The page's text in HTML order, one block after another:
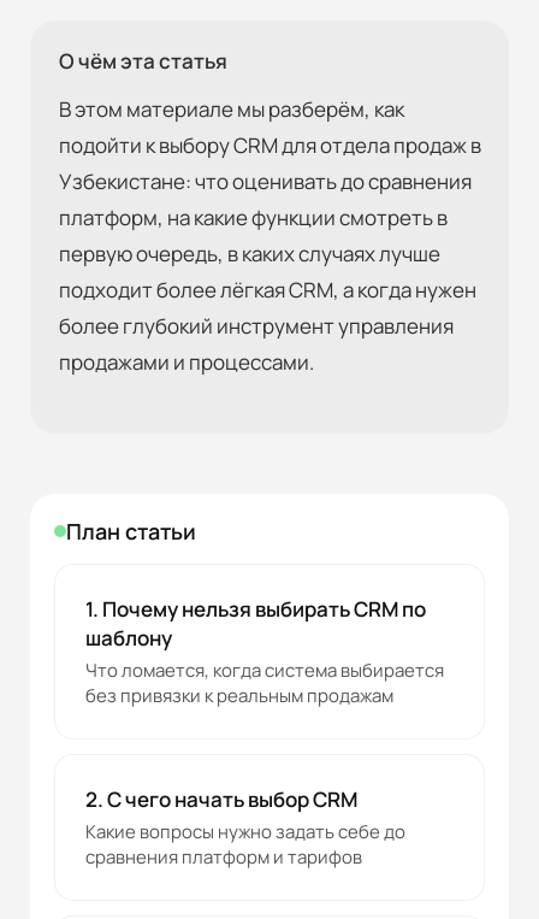
О чём эта статья
В этом материале мы разберём, как
подойти к выбору CRM для отдела продаж в
Узбекистане: что оценивать до сравнения
платформ, на какие функции смотреть в
первую очередь, в каких случаях лучше
подходит более лёгкая CRM, а когда нужен
более глубокий инструмент управления
продажами и процессами.
План статьи
1. Почему нельзя выбирать CRM по
шаблону
Что ломается, когда система выбирается
без привязки к реальным продажам
2. С чего начать выбор CRM
Какие вопросы нужно задать себе до
сравнения платформ и тарифов